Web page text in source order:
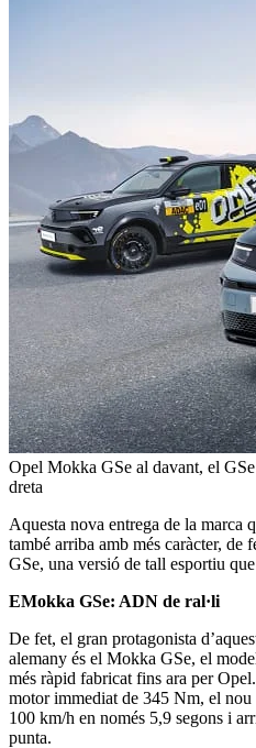
Opel Mokka GSe al davant, el
dreta
Aquesta nova entrega de la marca
també arriba amb més caràcter, de
GSe, una versió de tall esportiu
EMokka GSe: ADN de ral·li
De fet, el gran protagonista
alemany és el Mokka GSe, el
més ràpid fabricat fins ara per
motor immediat de 345 Nm, el
100 km/h en només 5,9 segons i
punta.